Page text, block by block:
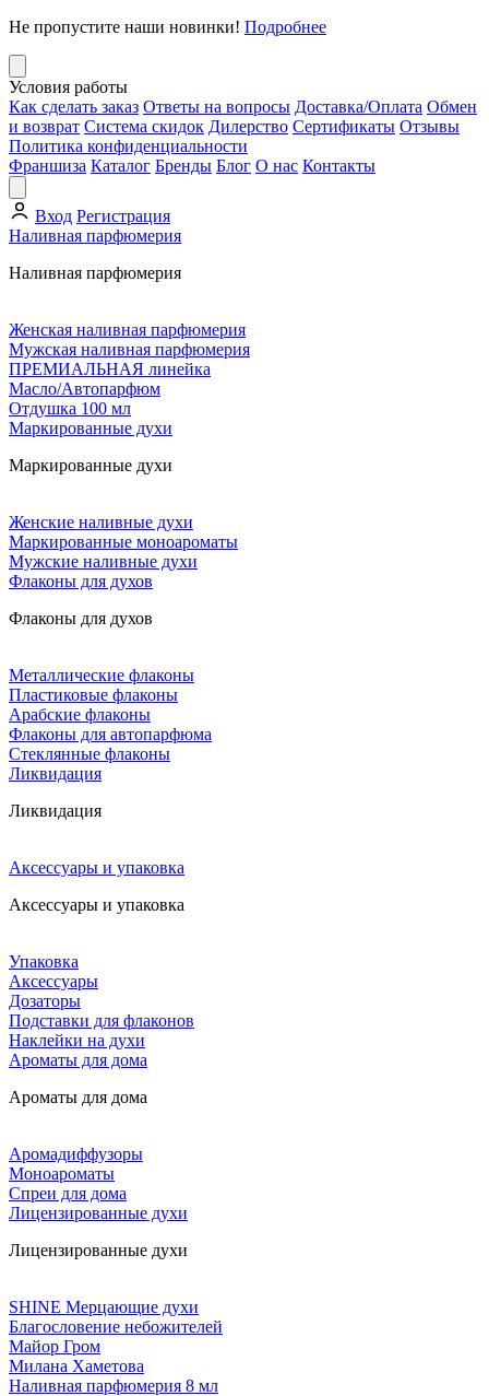
Не пропустите наши новинки! Подробнее
Условия работы
Как сделать заказ Ответы на вопросы Доставка/Оплата Обмен
и возврат Система скидок Дилерство Сертификаты Отзывы
Политика конфиденциальности
Франшиза Каталог Бренды Блог О нас Контакты
Вход Регистрация
Наливная парфюмерия
Наливная парфюмерия
Женская наливная парфюмерия
Мужская наливная парфюмерия
ПРЕМИАЛЬНАЯ линейка
Масло/Автопарфюм
Отдушка 100 мл
Маркированные духи
Маркированные духи
Женские наливные духи
Маркированные моноароматы
Мужские наливные духи
Флаконы для духов
Флаконы для духов
Металлические флаконы
Пластиковые флаконы
Арабские флаконы
Флаконы для автопарфюма
Стеклянные флаконы
Ликвидация
Ликвидация
Аксессуары и упаковка
Аксессуары и упаковка
Упаковка
Аксессуары
Дозаторы
Подставки для флаконов
Наклейки на духи
Ароматы для дома
Ароматы для дома
Аромадиффузоры
Моноароматы
Спреи для дома
Лицензированные духи
Лицензированные духи
SHINE Мерцающие духи
Благословение небожителей
Майор Гром
Милана Хаметова
Наливная парфюмерия 8 мл